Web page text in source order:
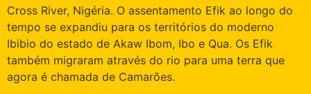
Cross River, Nigéria. O assentamento Efik ao longo do
tempo se expandiu para os territórios do moderno
Ibibio do estado de Akaw Ibom, Ibo e Qua. Os Efik
também migraram através do rio para uma terra que
agora é chamada de Camarões.